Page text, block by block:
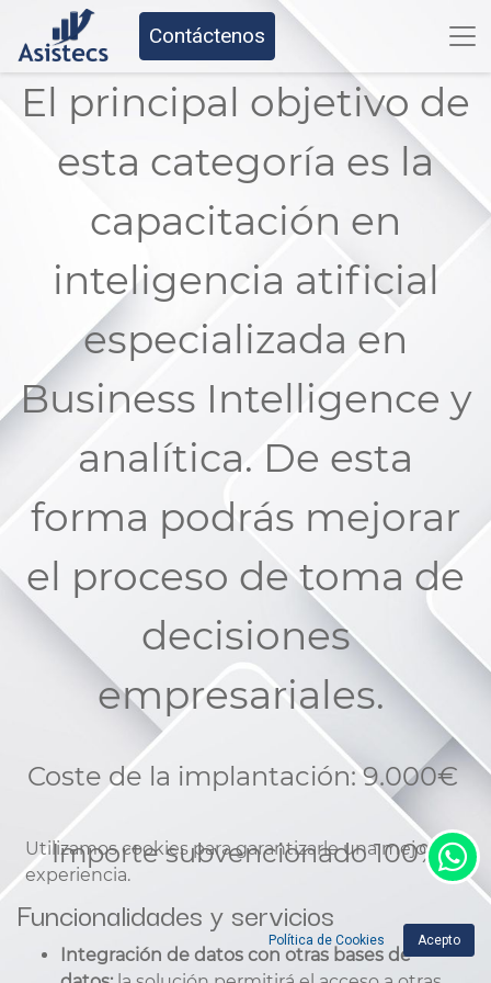
Contáctenos
El principal objetivo de
esta categoría es la
capacitación en
inteligencia atificial
especializada en
Business Intelligence y
analítica. De esta
forma podrás mejorar
el proceso de toma de
decisiones
empresariales.
Coste de la implantación: 9.000€
Importe subvencionado 100%
Funcionalidades y servicios
Integración de datos con otras bases de
Utilizamos cookies para garantizarle una mejor
experiencia.
Política de Cookies Acepto